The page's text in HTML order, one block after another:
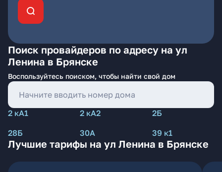
Поиск провайдеров по адресу на ул
Ленина в Брянске
Воспользуйтесь поиском, чтобы найти свой дом
2 кА1 2 кА2
2Б
28Б
30А 39 к1
Лучшие тарифы на ул Ленина в Брянске